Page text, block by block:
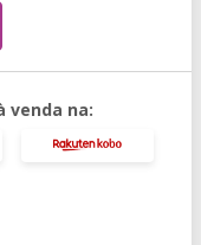
venda na: